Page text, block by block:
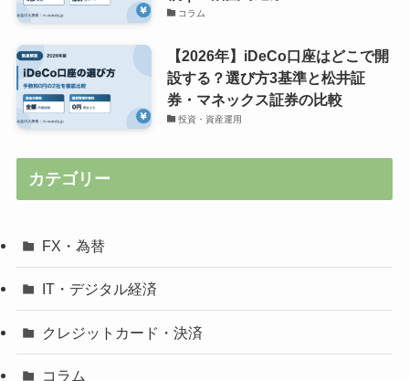
コラム
【2026年】iDeCo口座はどこで開
設する？選び方3基準と松井証
券・マネックス証券の比較
投資・資産運用
カテゴリー
FX・為替
IT・デジタル経済
クレジットカード・決済
コラム